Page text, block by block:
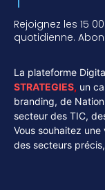
Rejoignez les 15
quotidienne.
La plateforme
STRATEGIES, un
branding, de
secteur des TIC,
Vous souhaitez
des secteurs précis,